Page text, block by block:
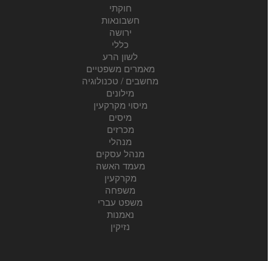
חוקתי
חשבונאות
ירושה
כללי
לשון הרע
מאמרים משפטיים
מחשבים / טכנולוגיה
מילונים
מיסוי מקרקעין
מיסים
מכרזים
מנהלי
מנהל עסקים
מעמד האשה
מקרקעין
משפחה
משפט עברי
נאמנות
נזיקין